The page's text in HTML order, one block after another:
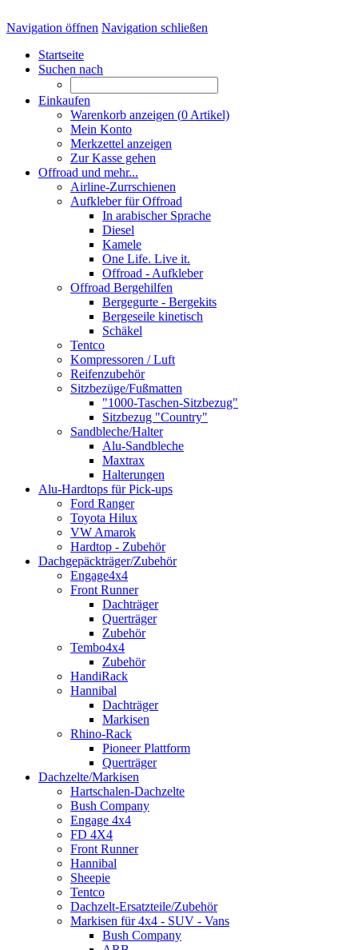
Navigation öffnen Navigation schließen
Startseite
Suchen nach
Einkaufen
Warenkorb anzeigen (0 Artikel)
Mein Konto
Merkzettel anzeigen
Zur Kasse gehen
Offroad und mehr...
Airline-Zurrschienen
Aufkleber für Offroad
In arabischer Sprache
Diesel
Kamele
One Life. Live it.
Offroad - Aufkleber
Offroad Bergehilfen
Bergegurte - Bergekits
Bergeseile kinetisch
Schäkel
Tentco
Kompressoren / Luft
Reifenzubehör
Sitzbezüge/Fußmatten
"1000-Taschen-Sitzbezug"
Sitzbezug "Country"
Sandbleche/Halter
Alu-Sandbleche
Maxtrax
Halterungen
Alu-Hardtops für Pick-ups
Ford Ranger
Toyota Hilux
VW Amarok
Hardtop - Zubehör
Dachgepäckträger/Zubehör
Engage4x4
Front Runner
Dachträger
Querträger
Zubehör
Tembo4x4
Zubehör
HandiRack
Hannibal
Dachträger
Markisen
Rhino-Rack
Pioneer Plattform
Querträger
Dachzelte/Markisen
Hartschalen-Dachzelte
Bush Company
Engage 4x4
FD 4X4
Front Runner
Hannibal
Sheepie
Tentco
Dachzelt-Ersatzteile/Zubehör
Markisen für 4x4 - SUV - Vans
Bush Company